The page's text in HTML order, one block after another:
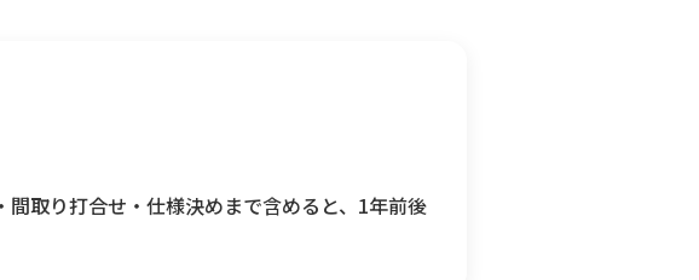
取り打合せ・仕様決めまで含めると、1年前後